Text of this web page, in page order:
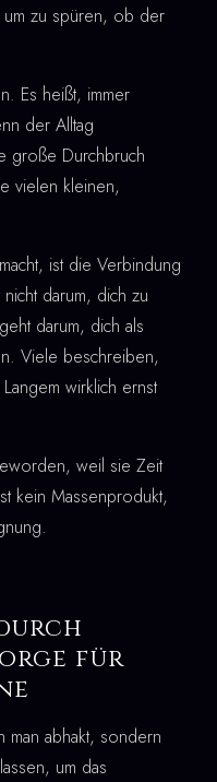
zu spüren, ob der
Es heißt, immer
der Alltag
große Durchbruch
vielen kleinen,
ist die Verbindung
darum, dich zu
darum, dich als
Viele beschreiben,
wirklich ernst
weil sie Zeit
kein Massenprodukt,
für
man abhakt, sondern
um das